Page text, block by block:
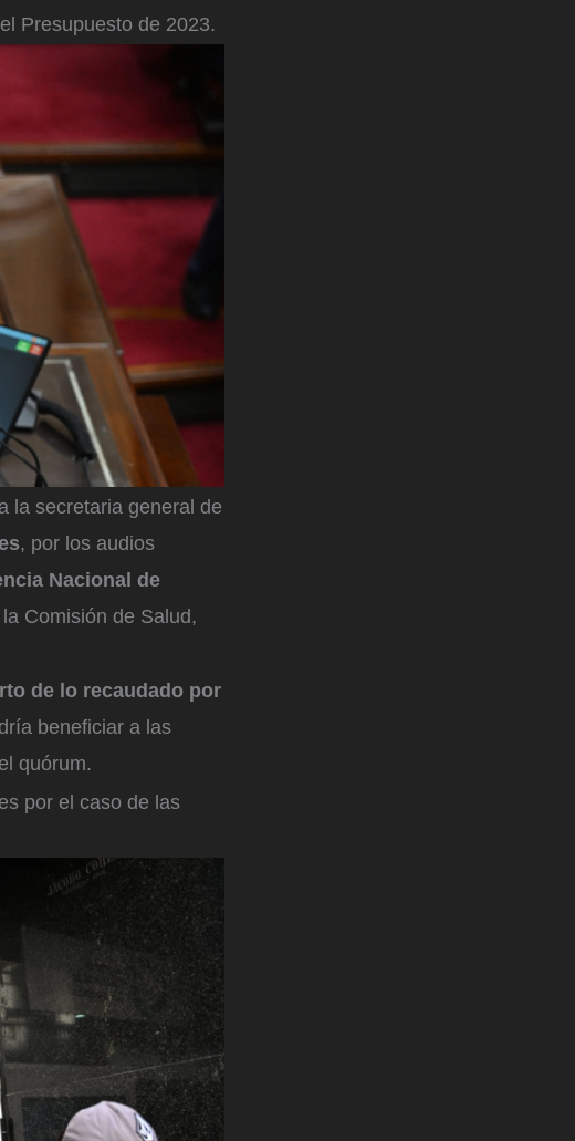
Presupuesto de 2023.
la secretaria general de
, por los audios
Nacional de
Comisión de Salud,
de lo recaudado por
beneficiar a las
quórum.
por el caso de las